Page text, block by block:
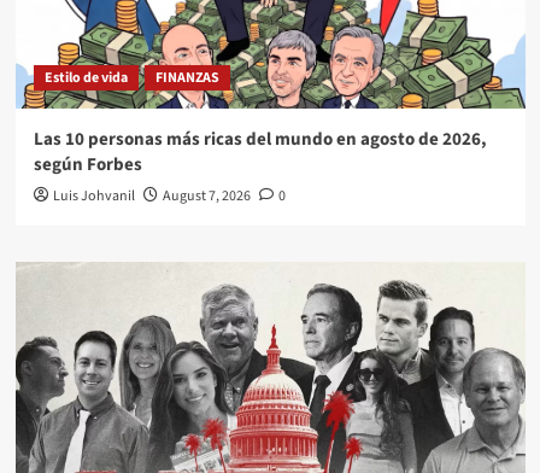
Estilo de vida FINANZAS
Las 10 personas más ricas del mundo en agosto de 2026,
según Forbes
Luis Johvanil August 7, 2026 0